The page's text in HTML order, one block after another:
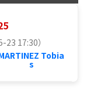
23 17:30）
Tobia
s